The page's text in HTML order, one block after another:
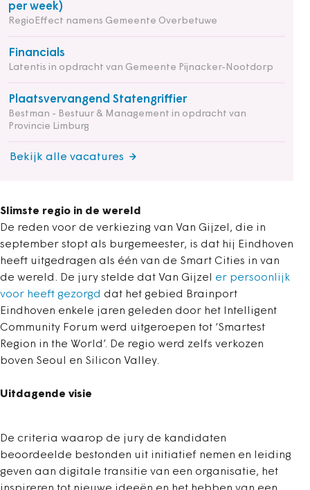
per week)
RegioEffect namens Gemeente Overbetuwe
Financials
Latentis in opdracht van Gemeente Pijnacker-Nootdorp
Plaatsvervangend Statengriffier
Bestman - Bestuur & Management in opdracht van
Provincie Limburg
Bekijk alle vacatures
Slimste regio in de wereld
De reden voor de verkiezing van Van Gijzel, die in
september stopt als burgemeester, is dat hij Eindhoven
heeft uitgedragen als één van de Smart Cities in van
de wereld. De jury stelde dat Van Gijzel er persoonlijk
voor heeft gezorgd dat het gebied Brainport
Eindhoven enkele jaren geleden door het Intelligent
Community Forum werd uitgeroepen tot ‘Smartest
Region in the World’. De regio werd zelfs verkozen
boven Seoul en Silicon Valley.
Uitdagende visie
De criteria waarop de jury de kandidaten
beoordeelde bestonden uit initiatief nemen en leiding
geven aan digitale transitie van een organisatie, het